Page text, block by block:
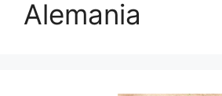
Alemania